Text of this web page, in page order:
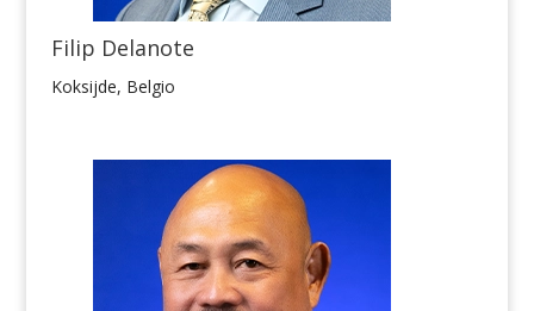
Filip Delanote
Koksijde, Belgio